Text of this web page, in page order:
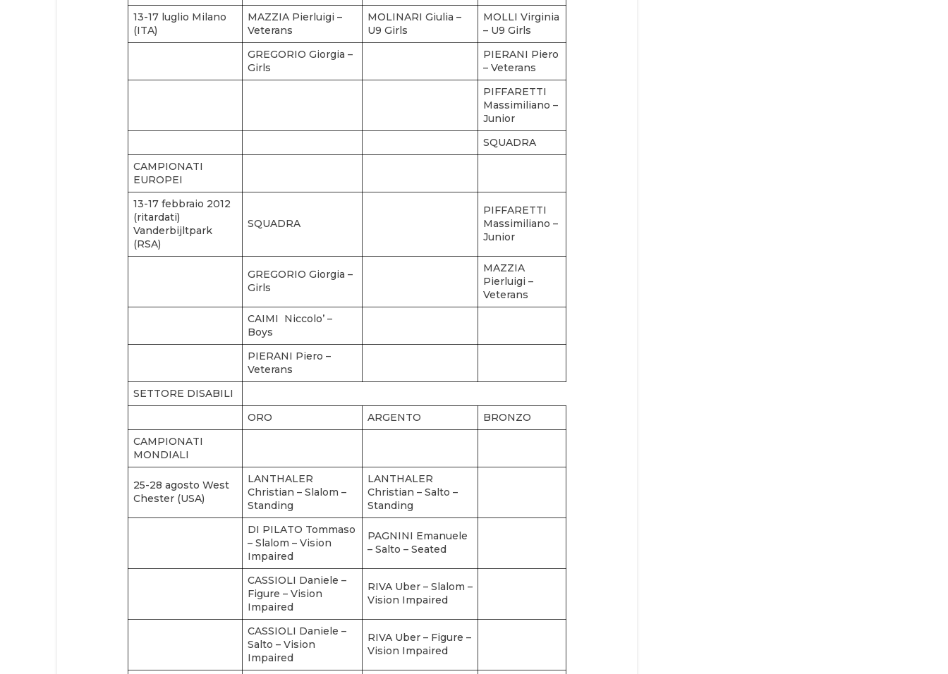
13-17 luglio Milano
(ITA)
MAZZIA Pierluigi –
Veterans
MOLINARI Giulia –
U9 Girls
MOLLI Virginia
– U9 Girls
GREGORIO Giorgia –
Girls
PIERANI Piero
– Veterans
PIFFARETTI
Massimiliano –
Junior
SQUADRA
CAMPIONATI
EUROPEI
13-17 febbraio 2012
(ritardati)
Vanderbijltpark
(RSA)
SQUADRA
PIFFARETTI
Massimiliano –
Junior
GREGORIO Giorgia –
Girls
MAZZIA
Pierluigi –
Veterans
CAIMI Niccolo’ –
Boys
PIERANI Piero –
Veterans
SETTORE DISABILI
ORO
ARGENTO
BRONZO
CAMPIONATI
MONDIALI
25-28 agosto West
Chester (USA)
LANTHALER
Christian – Slalom –
Standing
LANTHALER
Christian – Salto –
Standing
DI PILATO Tommaso
– Slalom – Vision
Impaired
PAGNINI Emanuele
– Salto – Seated
CASSIOLI Daniele –
Figure – Vision
Impaired
RIVA Uber – Slalom –
Vision Impaired
CASSIOLI Daniele –
Salto – Vision
Impaired
RIVA Uber – Figure –
Vision Impaired